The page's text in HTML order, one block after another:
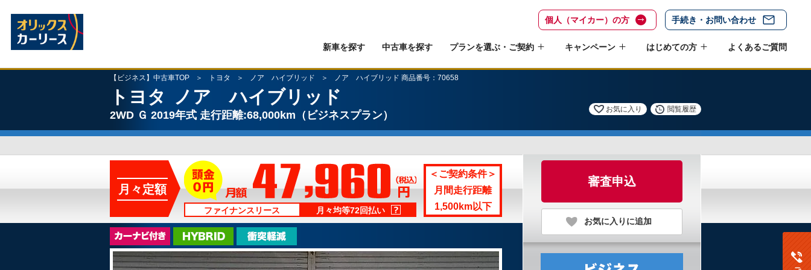
個人（マイカー）の方 手続き・お問い合わせ
新車を探す 中古車を探す プランを選ぶ・ご契約 キャンペーン はじめての方 よくあるご質問
【ビジネス】中古車TOP トヨタ ノア ハイブリッド ノア ハイブリッド 商品番号：70658
トヨタ ノア ハイブリッド
2WD Ｇ 2019年式 走行距離:68,000km （ビジネスプラン）
お気に入り 閲覧履歴
月々定額
ファイナンスリース 月々均等72回払い
＜ご契約条件＞
月間走行距離
1,500km以下
審査申込
お気に入りに追加